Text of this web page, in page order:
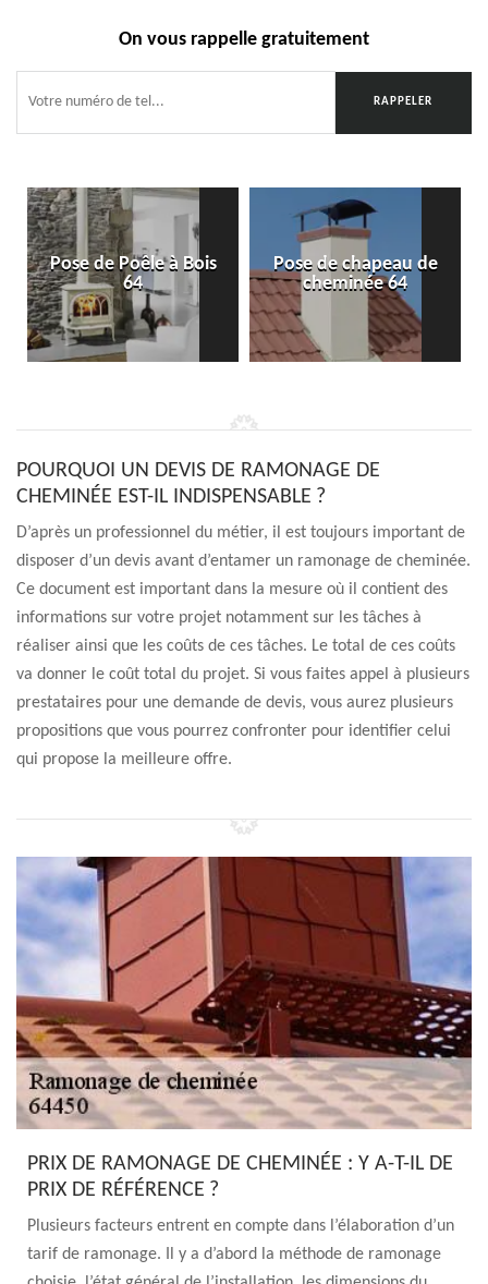
On vous rappelle gratuitement
Pose de Poêle à Bois
64
Pose de chapeau de
cheminée 64
POURQUOI UN DEVIS DE RAMONAGE DE
CHEMINÉE EST-IL INDISPENSABLE ?
D’après un professionnel du métier, il est toujours important de
disposer d’un devis avant d’entamer un ramonage de cheminée.
Ce document est important dans la mesure où il contient des
informations sur votre projet notamment sur les tâches à
réaliser ainsi que les coûts de ces tâches. Le total de ces coûts
va donner le coût total du projet. Si vous faites appel à plusieurs
prestataires pour une demande de devis, vous aurez plusieurs
propositions que vous pourrez confronter pour identifier celui
qui propose la meilleure offre.
PRIX DE RAMONAGE DE CHEMINÉE : Y A-T-IL DE
PRIX DE RÉFÉRENCE ?
Plusieurs facteurs entrent en compte dans l’élaboration d’un
tarif de ramonage. Il y a d’abord la méthode de ramonage